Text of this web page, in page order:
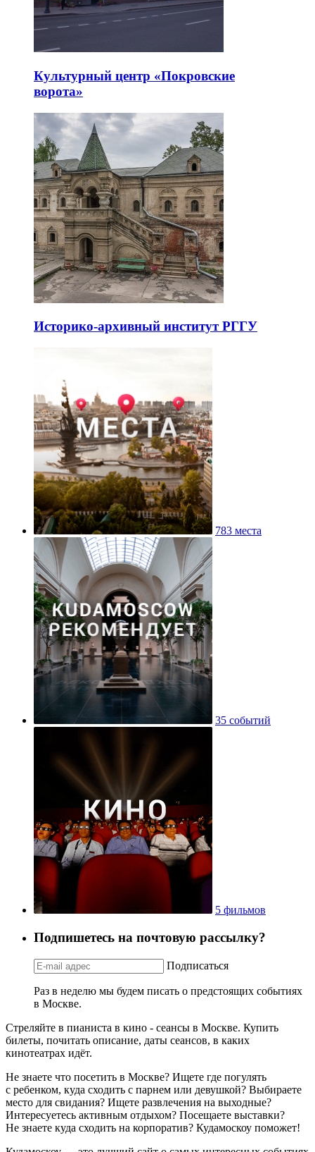
Культурный центр «Покровские
ворота»
Историко-архивный институт РГГУ
783 места
35 событий
5 фильмов
Подпишетесь на почтовую рассылку?
Подписаться
Раз в неделю мы будем писать о предстоящих событиях
в Москве.
Стреляйте в пианиста в кино - сеансы в Москве. Купить
билеты, почитать описание, даты сеансов, в каких
кинотеатрах идёт.
Не знаете что посетить в Москве? Ищете где погулять
с ребенком, куда сходить с парнем или девушкой? Выбираете
место для свидания? Ищете развлечения на выходные?
Интересуетесь активным отдыхом? Посещаете выставки?
Не знаете куда сходить на корпоратив? Кудамоскоу поможет!